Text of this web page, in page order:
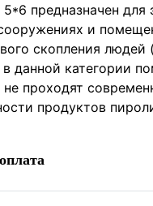
5*6 предназначен для
и
скопления людей
данной категории
не проходят
продуктов